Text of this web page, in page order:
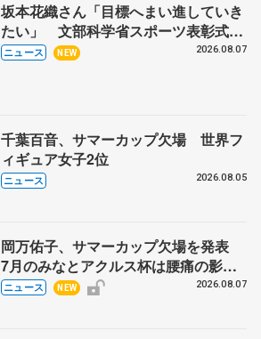
坂本花織さん「目標へまい進していき
たい」 文部科学省スポーツ表彰式で
代表謝辞
ニュース NEW 2026.08.07
千葉百音、サマーカップ欠場 世界フ
ィギュア女子2位
ニュース 2026.08.05
岡万佑子、サマーカップ欠場を発表
7月のみなとアクルス杯は腰痛の影響
で
ニュース NEW 2026.08.07